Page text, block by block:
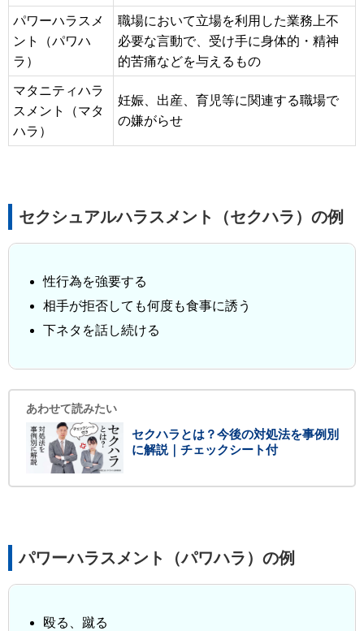
パワーハラスメ
ント（パワハ
ラ）
職場において立場を利用した業務上不
必要な言動で、受け手に身体的・精神
的苦痛などを与えるもの
マタニティハラ
スメント（マタ
ハラ）
妊娠、出産、育児等に関連する職場で
の嫌がらせ
セクシュアルハラスメント（セクハラ）の例
性行為を強要する
相手が拒否しても何度も食事に誘う
下ネタを話し続ける
あわせて読みたい
セクハラとは？今後の対処法を事例別
に解説｜チェックシート付
パワーハラスメント（パワハラ）の例
殴る、蹴る